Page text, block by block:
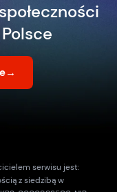
→
serwisu jest:
z siedzibą w